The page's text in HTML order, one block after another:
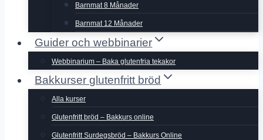
Barnmat 8 Månader
Barnmat 12 Månader
Guider och webbinarier
Webbinarium – Baka glutenfria tekakor
Bakkurser glutenfritt bröd
Alla kurser
Glutenfritt bröd – Bakkurs online
Glutenfritt Surdegsbröd – Bakkurs Online